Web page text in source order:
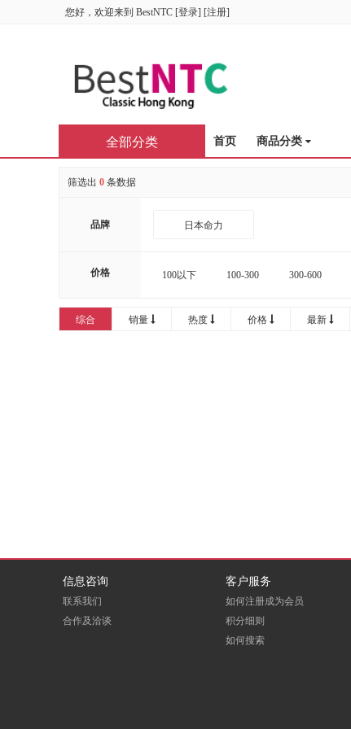
您好，欢迎来到 BestNTC [登录] [注册]
首页 商品分类
全部分类
筛选出 0 条数据
品牌 日本命力
价格 100以下 100-300 300-600
综合 销量 热度 价格 最新
信息咨询
联系我们
合作及洽谈
客户服务
如何注册成为会员
积分细则
如何搜索